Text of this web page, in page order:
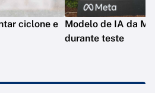
ciclone e
Modelo de IA da
durante teste